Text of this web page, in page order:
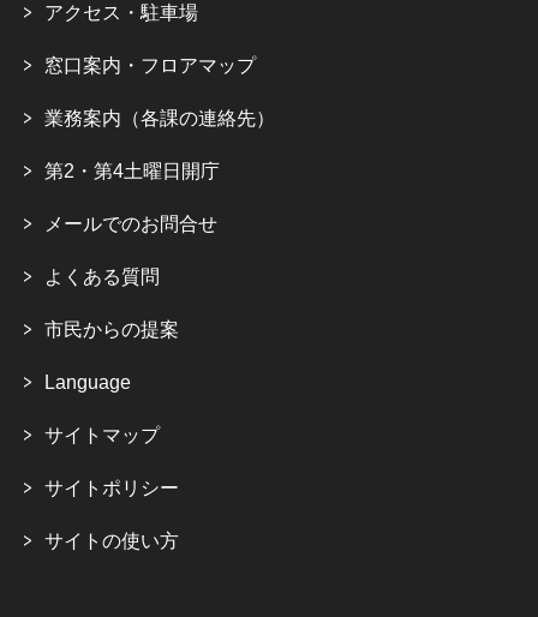
アクセス・駐車場
窓口案内・フロアマップ
業務案内（各課の連絡先）
第2・第4土曜日開庁
メールでのお問合せ
よくある質問
市民からの提案
Language
サイトマップ
サイトポリシー
サイトの使い方